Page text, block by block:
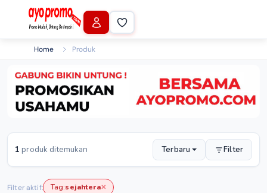
Home Produk
1 produk ditemukan Terbaru Filter
Filter aktif: Tag:sejahtera✕